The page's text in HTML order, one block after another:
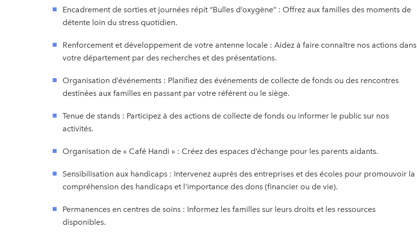
Encadrement de sorties et journées répit “Bulles d’oxygène” : Offrez aux familles des moments de
détente loin du stress quotidien.
Renforcement et développement de votre antenne locale : Aidez à faire connaître nos actions dans
votre département par des recherches et des présentations.
Organisation d’événements : Planifiez des événements de collecte de fonds ou des rencontres
destinées aux familles en passant par votre référent ou le siège.
Tenue de stands : Participez à des actions de collecte de fonds ou informer le public sur nos
activités.
Organisation de « Café Handi » : Créez des espaces d’échange pour les parents aidants.
Sensibilisation aux handicaps : Intervenez auprès des entreprises et des écoles pour promouvoir la
compréhension des handicaps et l'importance des dons (financier ou de vie).
Permanences en centres de soins : Informez les familles sur leurs droits et les ressources
disponibles.